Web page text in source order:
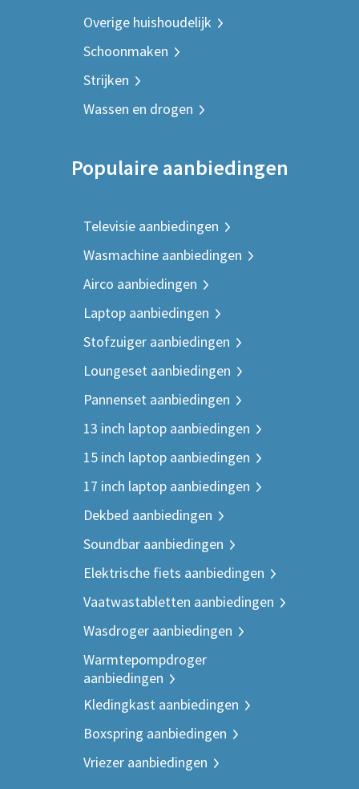
Overige huishoudelijk
Schoonmaken
Strijken
Wassen en drogen
Populaire aanbiedingen
Televisie aanbiedingen
Wasmachine aanbiedingen
Airco aanbiedingen
Laptop aanbiedingen
Stofzuiger aanbiedingen
Loungeset aanbiedingen
Pannenset aanbiedingen
13 inch laptop aanbiedingen
15 inch laptop aanbiedingen
17 inch laptop aanbiedingen
Dekbed aanbiedingen
Soundbar aanbiedingen
Elektrische fiets aanbiedingen
Vaatwastabletten aanbiedingen
Wasdroger aanbiedingen
Warmtepompdroger
aanbiedingen
Kledingkast aanbiedingen
Boxspring aanbiedingen
Vriezer aanbiedingen